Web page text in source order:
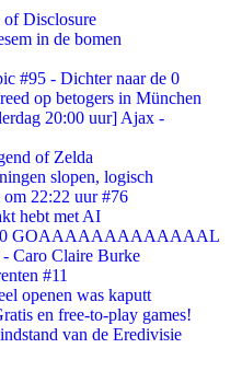
Disclosure
in de bomen
#95 - Dichter naar de 0
op betogers in München
20:00 uur] Ajax -
of Zelda
slopen, logisch
22:22 uur #76
hebt met AI
GOAAAAAAAAAAAAAL
- Caro Claire Burke
#11
openen was kaputt
en free-to-play games!
van de Eredivisie